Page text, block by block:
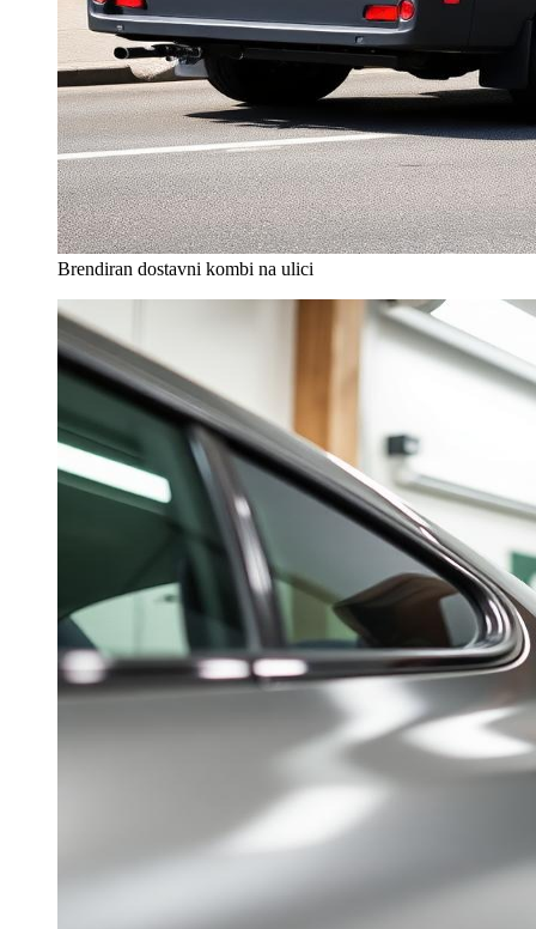
Brendiran dostavni kombi na ulici